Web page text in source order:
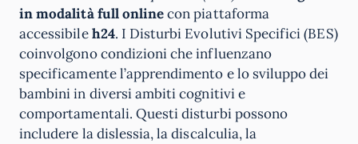
in modalità full onlinecon piattaforma
accessibileh24. I Disturbi Evolutivi Specifici (BES)
coinvolgono condizioni che influenzano
specificamente l’apprendimento e lo sviluppo dei
bambini in diversi ambiti cognitivi e
comportamentali. Questi disturbi possono
includere la dislessia, la discalculia, la